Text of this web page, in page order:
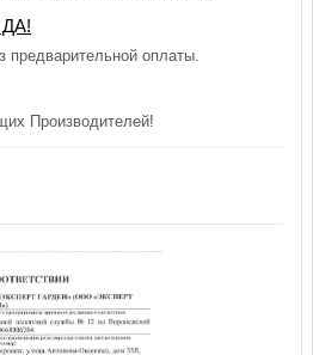
ДА!
предварительной оплаты.
Производителей!